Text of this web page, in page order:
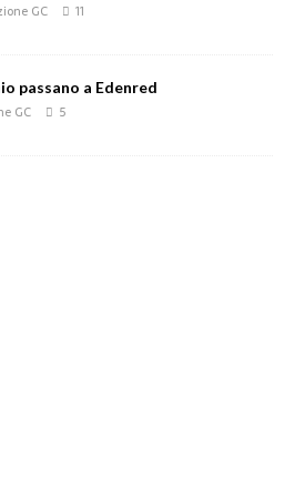
GC 11
passano a Edenred
GC 5